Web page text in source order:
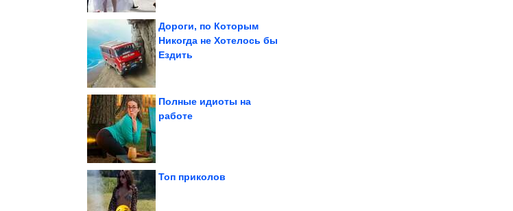
Дороги, по Которым
Никогда не Хотелось бы
Ездить
Полные идиоты на
работе
Топ приколов